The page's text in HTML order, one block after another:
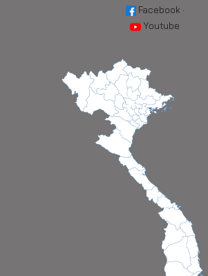
Facebook ·
Youtube